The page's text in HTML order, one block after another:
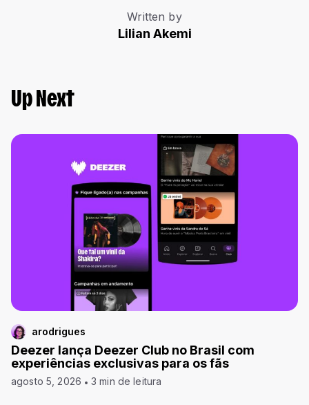
Written by
Lilian Akemi
Up Next
arodrigues
Deezer lança Deezer Club no Brasil com
experiências exclusivas para os fãs
agosto 5, 2026 3 min de leitura